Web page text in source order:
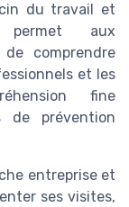
du travail et
permet aux
comprendre
et les
fine
de prévention
entreprise et
ses visites,